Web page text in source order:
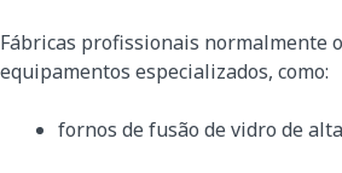
Fábricas profissionais normalmente
equipamentos especializados, como:
fornos de fusão de vidro de